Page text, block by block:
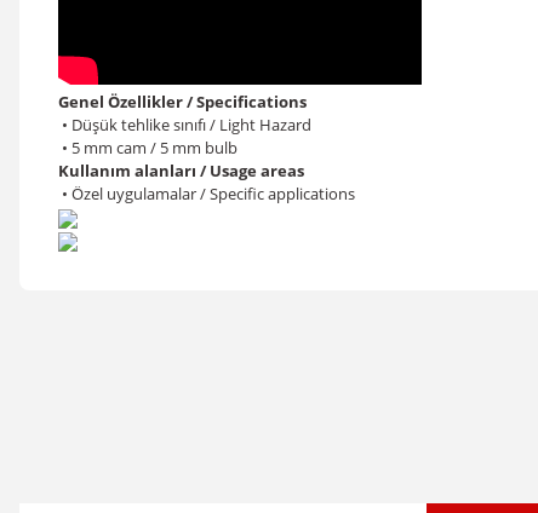
Genel Özellikler / Specifications
• Düşük tehlike sınıfı / Light Hazard
• 5 mm cam / 5 mm bulb
Kullanım alanları / Usage areas
• Özel uygulamalar / Specific applications